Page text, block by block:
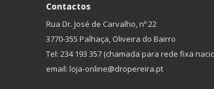
Contactos
Rua Dr. José de Carvalho, nº 22
3770-355 Palhaça, Oliveira do Bairro
Tel: 234 193 357 (chamada para rede fixa
email: loja-online@dropereira.pt